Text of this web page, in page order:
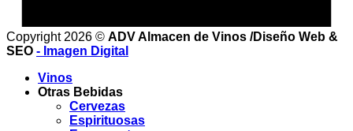
Copyright 2026 © ADV Almacen de Vinos /Diseño Web &
SEO - Imagen Digital
Vinos
Otras Bebidas
Cervezas
Espirituosas